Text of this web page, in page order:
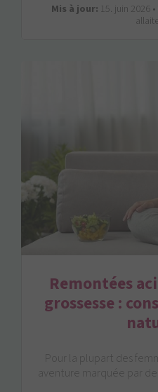
Mis à jour: 15. juin 2026 •
Remontées
grossesse :
Pour la plupart des
aventure marquée par